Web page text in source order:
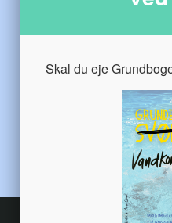
Det er lige
Skal du eje